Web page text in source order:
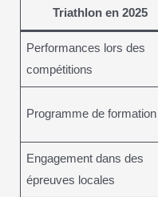
Triathlon en 2025
Performances lors des
compétitions
Programme de formation
Engagement dans des
épreuves locales